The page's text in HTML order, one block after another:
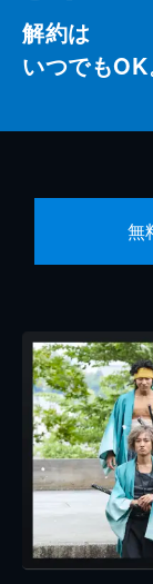
解約は
いつでもOK
無